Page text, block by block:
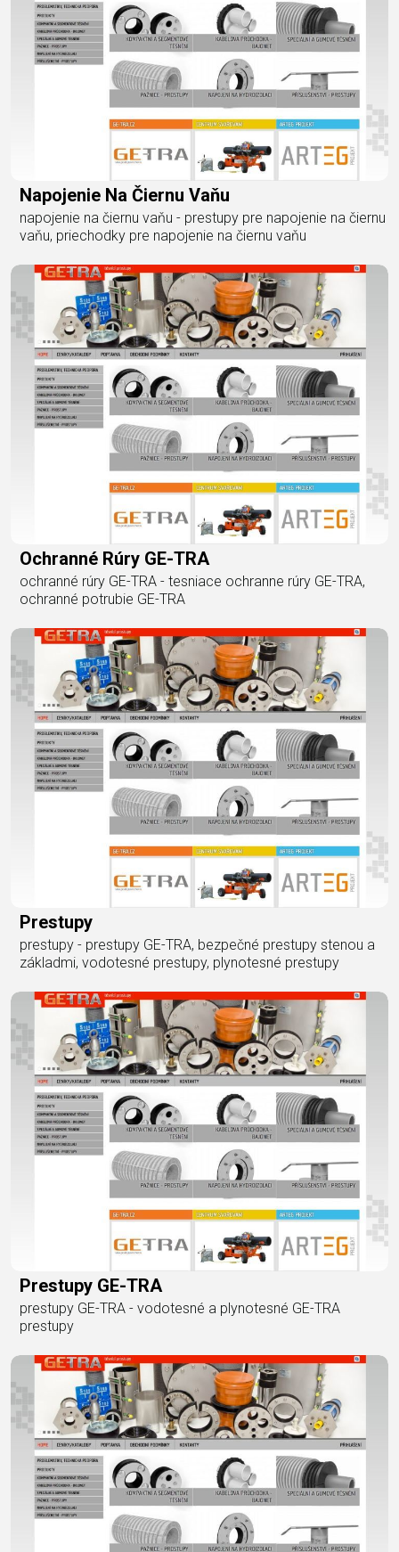
Napojenie Na Čiernu Vaňu
napojenie na čiernu vaňu - prestupy pre napojenie na čiernu
vaňu, priechodky pre napojenie na čiernu vaňu
Ochranné Rúry GE-TRA
ochranné rúry GE-TRA - tesniace ochranne rúry GE-TRA,
ochranné potrubie GE-TRA
Prestupy
prestupy - prestupy GE-TRA, bezpečné prestupy stenou a
základmi, vodotesné prestupy, plynotesné prestupy
Prestupy GE-TRA
prestupy GE-TRA - vodotesné a plynotesné GE-TRA
prestupy